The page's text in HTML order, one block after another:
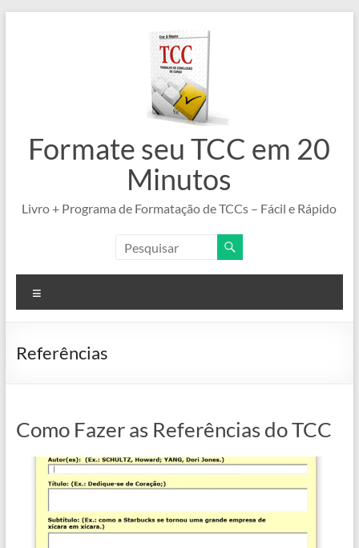
Formate seu TCC em 20
Minutos
Livro + Programa de Formatação de TCCs – Fácil e Rápido
Referências
Como Fazer as Referências do TCC